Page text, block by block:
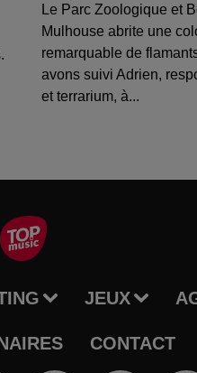
Le Parc Zoologique et
Mulhouse abrite une
remarquable de
avons suivi Adrien,
et terrarium, à...
JEUX
CONTACT